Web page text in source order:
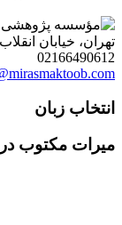
تهران، خیابان انقلاب اسلامی، بین خیابان
02166490612
انتخاب زبان
میرات مکتوب در